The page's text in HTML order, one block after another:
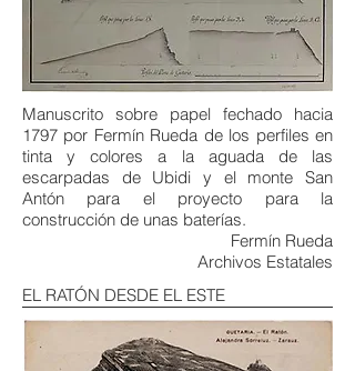
Manuscrito sobre papel fechado hacia
1797 por Fermín Rueda de los perfiles en
tinta y colores a la aguada de las
escarpadas de Ubidi y el monte San
Antón para el proyecto para la
construcción de unas baterías.
Fermín Rueda
Archivos Estatales
EL RATÓN DESDE EL ESTE